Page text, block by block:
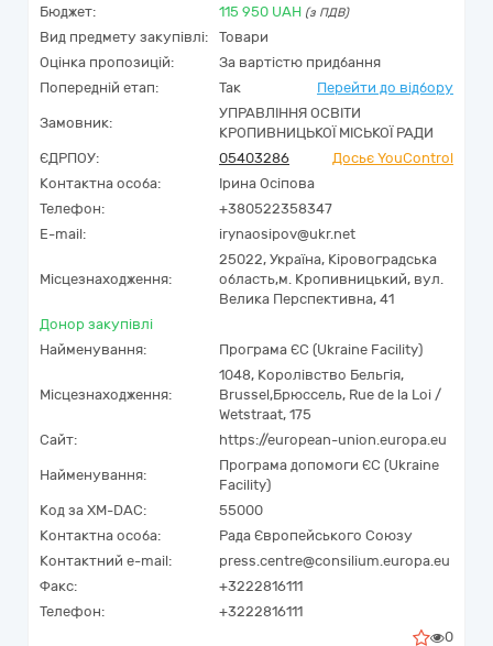
Бюджет: 115 950 UAH (з ПДВ)
Вид предмету закупівлі:
Товари
Оцінка пропозицій:
За вартістю придбання
Попередній етап:
Так Перейти до відбору
Замовник:
УПРАВЛІННЯ ОСВІТИ
КРОПИВНИЦЬКОЇ МІСЬКОЇ РАДИ
ЄДРПОУ:
05403286
Досьє YouControl
Контактна особа:
Ірина Осіпова
Телефон:
+380522358347
E-mail:
irynaosipov@ukr.net
Місцезнаходження:
25022, Україна, Кіровоградська
область,м. Кропивницький, вул.
Велика Перспективна, 41
Донор закупівлі
Найменування:
Програма ЄС (Ukraine Facility)
Місцезнаходження:
1048, Королівство Бельгія,
Brussel,Брюссель, Rue de la Loi /
Wetstraat, 175
Сайт:
https://european-union.europa.eu
Найменування:
Програма допомоги ЄС (Ukraine
Facility)
Код за XM-DAC:
55000
Контактна особа:
Рада Європейського Союзу
Контактний e-mail:
press.centre@consilium.europa.eu
Факс:
+3222816111
Телефон:
+3222816111
0